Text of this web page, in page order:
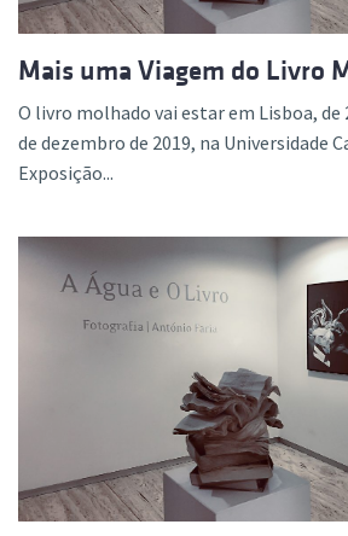
Mais uma Viagem do Livro
O livro molhado vai estar em Lisboa, de
de dezembro de 2019, na Universidade
Exposição...